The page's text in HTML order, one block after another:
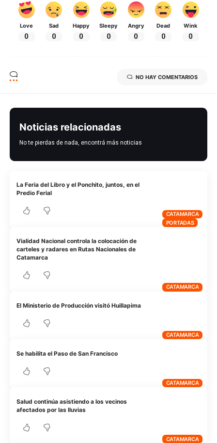
Love
0
Sad
0
Happy
0
Sleepy
0
Angry
0
Dead
0
Wink
0
NO HAY COMENTARIOS
Noticias relacionadas
No te pierdas de nada, encontrá más noticias
CATAMARCA
PORTADAS
La Feria del Libro y el Ponchito, juntos, en el
Predio Ferial
CATAMARCA
Vialidad Nacional controla la colocación de
carteles y radares en Rutas Nacionales de
Catamarca
CATAMARCA
El Ministerio de Producción visitó Huillapima
CATAMARCA
Se habilita el Paso de San Francisco
CATAMARCA
Salud continúa asistiendo a los vecinos
afectados por las lluvias